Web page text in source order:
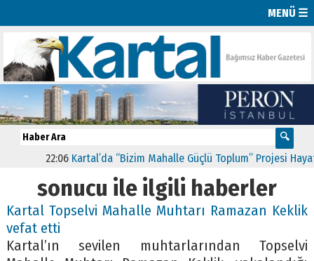
MENÜ ☰
22:06 Kartal’da “Bizim Mahalle Güçlü Toplum” Projesi Hayata
sonucu ile ilgili haberler
Kartal Topselvi Mahalle Muhtarı Ramazan Keklik
vefat etti
Kartal’ın sevilen muhtarlarından Topselvi